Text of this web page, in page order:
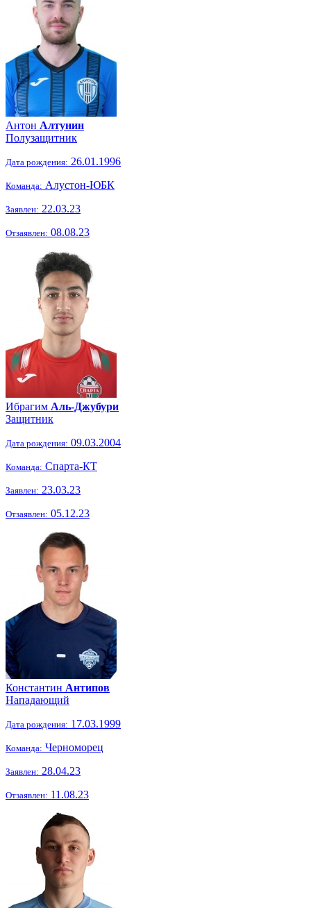
Антон Алтунин
Полузащитник
Дата рождения: 26.01.1996
Команда: Алустон-ЮБК
Заявлен: 22.03.23
Отзаявлен: 08.08.23
Ибрагим Аль-Джубури
Защитник
Дата рождения: 09.03.2004
Команда: Спарта-КТ
Заявлен: 23.03.23
Отзаявлен: 05.12.23
Константин Антипов
Нападающий
Дата рождения: 17.03.1999
Команда: Черноморец
Заявлен: 28.04.23
Отзаявлен: 11.08.23